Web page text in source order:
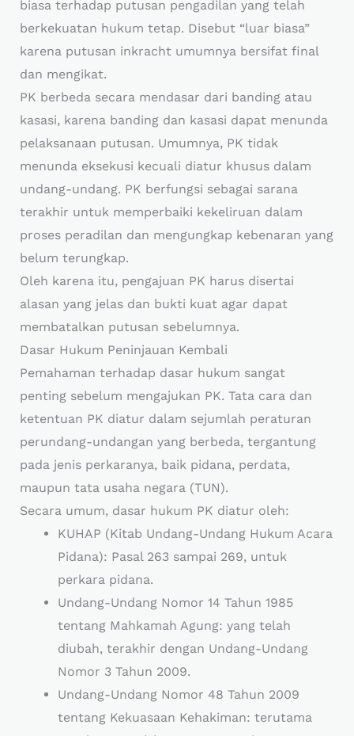
biasa terhadap putusan pengadilan yang telah
berkekuatan hukum tetap. Disebut “luar biasa”
karena putusan inkracht umumnya bersifat final
dan mengikat.
PK berbeda secara mendasar dari banding atau
kasasi, karena banding dan kasasi dapat menunda
pelaksanaan putusan. Umumnya, PK tidak
menunda eksekusi kecuali diatur khusus dalam
undang-undang. PK berfungsi sebagai sarana
terakhir untuk memperbaiki kekeliruan dalam
proses peradilan dan mengungkap kebenaran yang
belum terungkap.
Oleh karena itu, pengajuan PK harus disertai
alasan yang jelas dan bukti kuat agar dapat
membatalkan putusan sebelumnya.
Dasar Hukum Peninjauan Kembali
Pemahaman terhadap dasar hukum sangat
penting sebelum mengajukan PK. Tata cara dan
ketentuan PK diatur dalam sejumlah peraturan
perundang-undangan yang berbeda, tergantung
pada jenis perkaranya, baik pidana, perdata,
maupun tata usaha negara (TUN).
Secara umum, dasar hukum PK diatur oleh:
KUHAP (Kitab Undang-Undang Hukum Acara
Pidana): Pasal 263 sampai 269, untuk
perkara pidana.
Undang-Undang Nomor 14 Tahun 1985
tentang Mahkamah Agung: yang telah
diubah, terakhir dengan Undang-Undang
Nomor 3 Tahun 2009.
Undang-Undang Nomor 48 Tahun 2009
tentang Kekuasaan Kehakiman: terutama